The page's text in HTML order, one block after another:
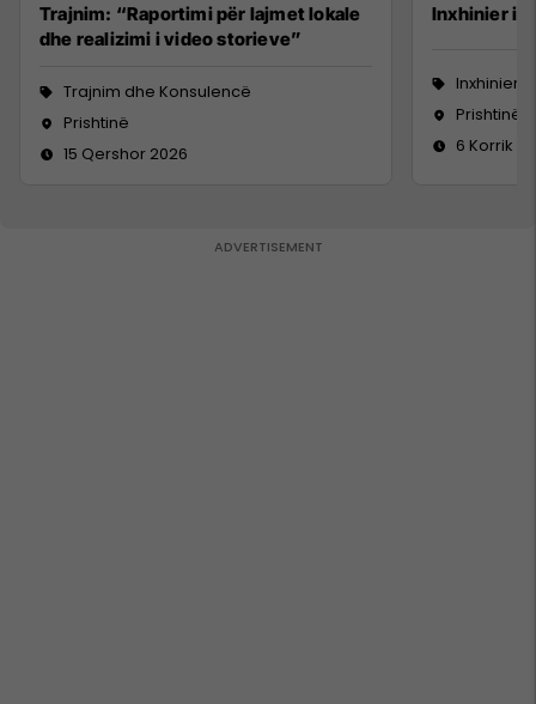
Trajnim: “Raportimi për lajmet lokale
dhe realizimi i video storieve”
Trajnim dhe Konsulencë
Prishtinë
15 Qershor 2026
Inxhinier i
Inxhinieri
Prishtinë
6 Korrik